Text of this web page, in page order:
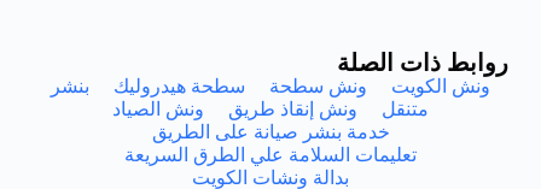
روابط ذات الصلة
ونش الكويت ونش سطحة سطحة هيدروليك
بنشر
متنقل
ونش إنقاذ طريق
ونش الصياد
خدمة بنشر صيانة على الطريق
تعليمات السلامة علي الطرق السريعة
بدالة ونشات الكويت